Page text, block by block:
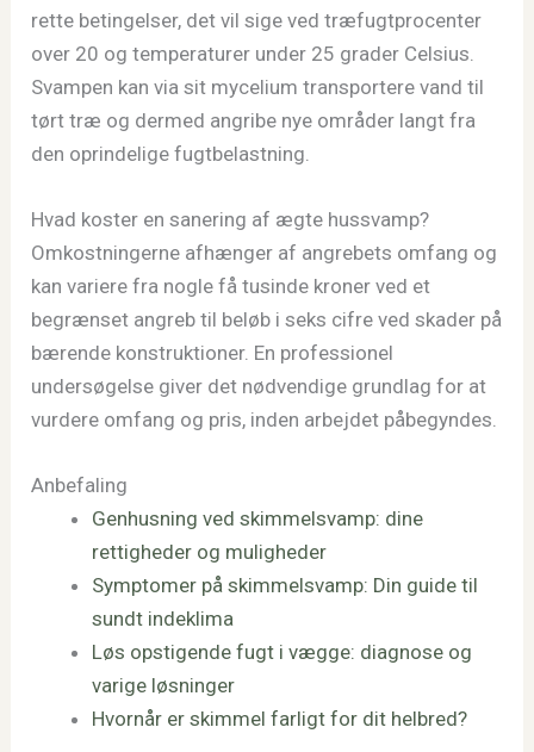
rette betingelser, det vil sige ved træfugtprocenter
over 20 og temperaturer under 25 grader Celsius.
Svampen kan via sit mycelium transportere vand til
tørt træ og dermed angribe nye områder langt fra
den oprindelige fugtbelastning.
Hvad koster en sanering af ægte hussvamp?
Omkostningerne afhænger af angrebets omfang og
kan variere fra nogle få tusinde kroner ved et
begrænset angreb til beløb i seks cifre ved skader på
bærende konstruktioner. En professionel
undersøgelse giver det nødvendige grundlag for at
vurdere omfang og pris, inden arbejdet påbegyndes.
Anbefaling
Genhusning ved skimmelsvamp: dine
rettigheder og muligheder
Symptomer på skimmelsvamp: Din guide til
sundt indeklima
Løs opstigende fugt i vægge: diagnose og
varige løsninger
Hvornår er skimmel farligt for dit helbred?